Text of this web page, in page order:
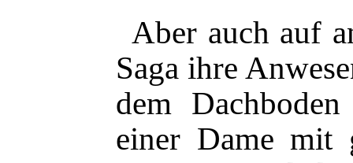
Aber auch auf
Saga ihre
dem
einer Dame mit